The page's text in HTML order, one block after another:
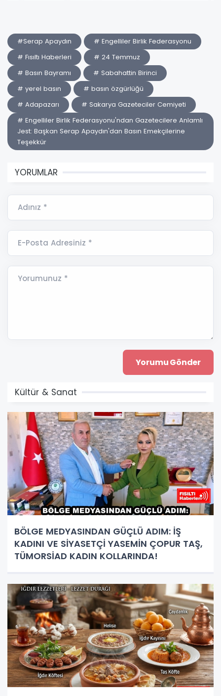
#Serap Apaydın
# Engelliler Birlik Federasyonu
# Fısıltı Haberleri
# 24 Temmuz
# Basın Bayramı
# Sabahattin Birinci
# yerel basın
# basın özgürlüğü
# Adapazarı
# Sakarya Gazeteciler Cemiyeti
# Engelliler Birlik Federasyonu'ndan Gazetecilere Anlamlı
Jest: Başkan Serap Apaydın'dan Basın Emekçilerine
Teşekkür
YORUMLAR
Adınız *
E-Posta Adresiniz *
Yorumunuz *
Kültür & Sanat
BÖLGE MEDYASINDAN GÜÇLÜ ADIM: İŞ
KADINI VE SİYASETÇİ YASEMİN ÇOPUR TAŞ,
TÜMORSİAD KADIN KOLLARINDA!